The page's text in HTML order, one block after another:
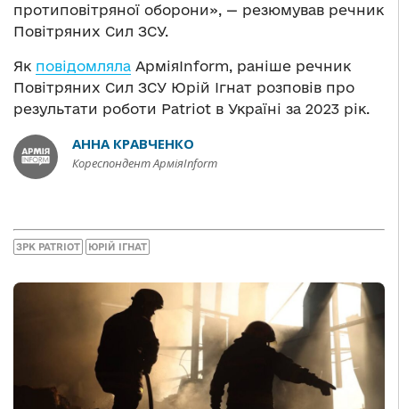
протиповітряної оборони», — резюмував речник
Повітряних Сил ЗСУ.
Як повідомляла АрміяInform, раніше речник
Повітряних Сил ЗСУ Юрій Ігнат розповів про
результати роботи Patriot в Україні за 2023 рік.
АННА КРАВЧЕНКО
Кореспондент АрміяInform
ЗРК PATRIOT ЮРІЙ ІГНАТ